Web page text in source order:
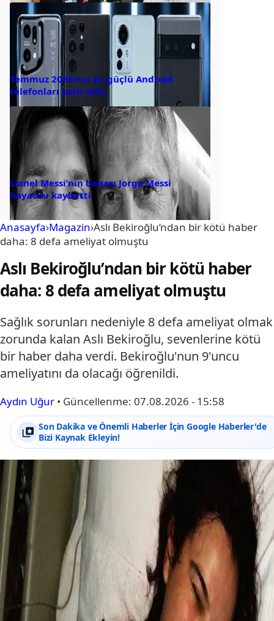
Temmuz 2026’nın en güçlü Android
telefonları belli oldu
Lionel Messi’nin babası Jorge Messi
hayatını kaybetti
Anasayfa›Magazin›Aslı Bekiroğlu’ndan bir kötü haber
daha: 8 defa ameliyat olmuştu
Aslı Bekiroğlu’ndan bir kötü haber
daha: 8 defa ameliyat olmuştu
Sağlık sorunları nedeniyle 8 defa ameliyat olmak
zorunda kalan Aslı Bekiroğlu, sevenlerine kötü
bir haber daha verdi. Bekiroğlu'nun 9'uncu
ameliyatını da olacağı öğrenildi.
Aydın Uğur • Güncellenme: 07.08.2026 - 15:58
Son Dakika ve Önemli Haberler İçin Google Haberler'de
Bizi Kaynak Ekleyin!